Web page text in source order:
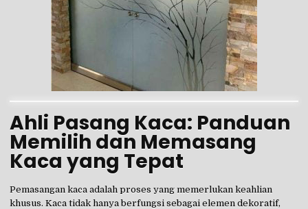
Ahli Pasang Kaca: Panduan
Memilih dan Memasang
Kaca yang Tepat
Pemasangan kaca adalah proses yang memerlukan keahlian
khusus. Kaca tidak hanya berfungsi sebagai elemen dekoratif,